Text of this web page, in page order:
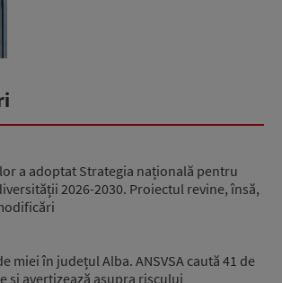
a adoptat Strategia națională pentru
2026-2030. Proiectul revine, însă,
miei în județul Alba. ANSVSA caută 41 de
și avertizează asupra riscului